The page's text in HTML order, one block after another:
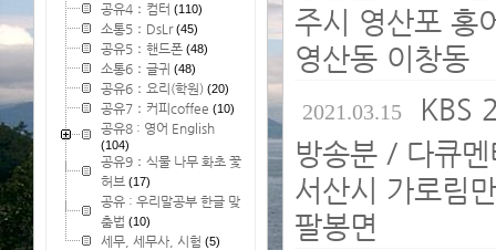
공유4：컴터 (110)
소통5：DsLr(45)
공유5：핸드폰 (48)
소통6：글귀 (48)
공유6：요리(학원) (20)
공유7：커피coffee (10)
공유8 : 영어 English
(104)
공유9：식물 나무 화초 꽃
허브 (17)
공유 : 우리말공부 한글 맞
춤법 (10)
세무, 세무사, 시험 (5)
주시 영산포 홍
영산동 이창동
2021.03.15 KBS
방송분 / 다큐
서산시 가로림
팔봉면